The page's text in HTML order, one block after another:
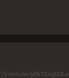
= "피자" }
pFk72oghDLo